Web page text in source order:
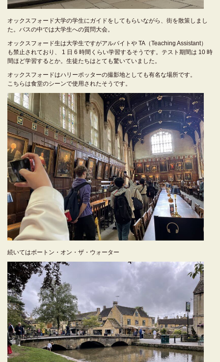
オックスフォード大学の学生にガイドをしてもらいながら、街を散策しまし
た。バスの中では大学生への質問大会。
オックスフォード生は大学生ですがアルバイトや TA（Teaching Assistant）
も禁止されており、
1 日 6 時間くらい学習するそうです。テスト期間は 10 時
間ほど学習するとか。生徒たちはとても驚いていました。
オックスフォードはハリーポッターの撮影地としても有名な場所です。
こちらは食堂のシーンで使用されたそうです。
続いてはボートン・オン・ザ・ウォーター